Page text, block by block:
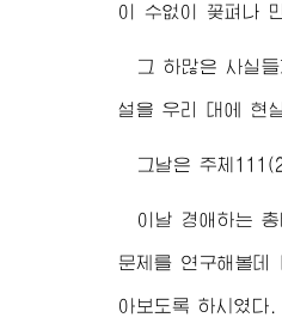
이 수없이 꽃펴나
그 하많은 사실들
설을 우리 대에 현
그날은 주체
이날 경애하는
문제를 연구해볼
아보도록 하시였다.